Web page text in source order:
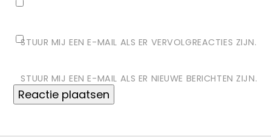
STUUR MIJ EEN E-MAIL ALS ER VERVOLGREACTIES ZIJN.
STUUR MIJ EEN E-MAIL ALS ER NIEUWE BERICHTEN ZIJN.